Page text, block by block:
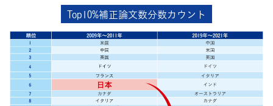
Top10%補正論文数分数カウント